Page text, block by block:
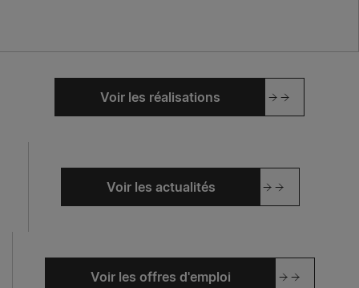
Voir les réalisations
Voir les actualités
Voir les offres d'emploi